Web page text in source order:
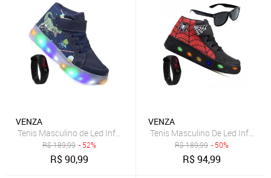
VENZA
Tenis Masculino de Led Infantil Botinha Dinossauro Calce Facil
R$189,99 - 52%
R$90,99
VENZA
Tenis Masculino De Led Infantil
R$189,99 - 50%
R$94,99